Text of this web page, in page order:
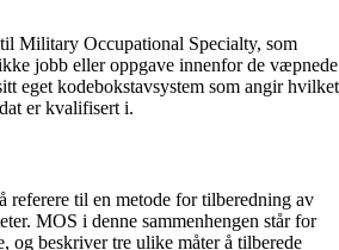
Military Occupational Specialty, som
jobb eller oppgave innenfor de væpnede
eget kodebokstavsystem som angir hvilket
er kvalifisert i.
referere til en metode for tilberedning av
MOS i denne sammenhengen står for
og beskriver tre ulike måter å tilberede